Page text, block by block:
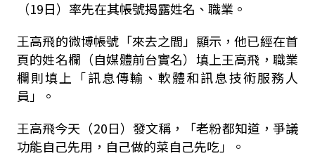
（19日）率先在其帳號揭露姓名、職業。
王高飛的微博帳號「來去之間」顯示，他已經在首
頁的姓名欄（自媒體前台實名）填上王高飛，職業
欄則填上「訊息傳輸、軟體和訊息技術服務人
員」。
王高飛今天（20日）發文稱，「老粉都知道，爭議
功能自己先用，自己做的菜自己先吃」。